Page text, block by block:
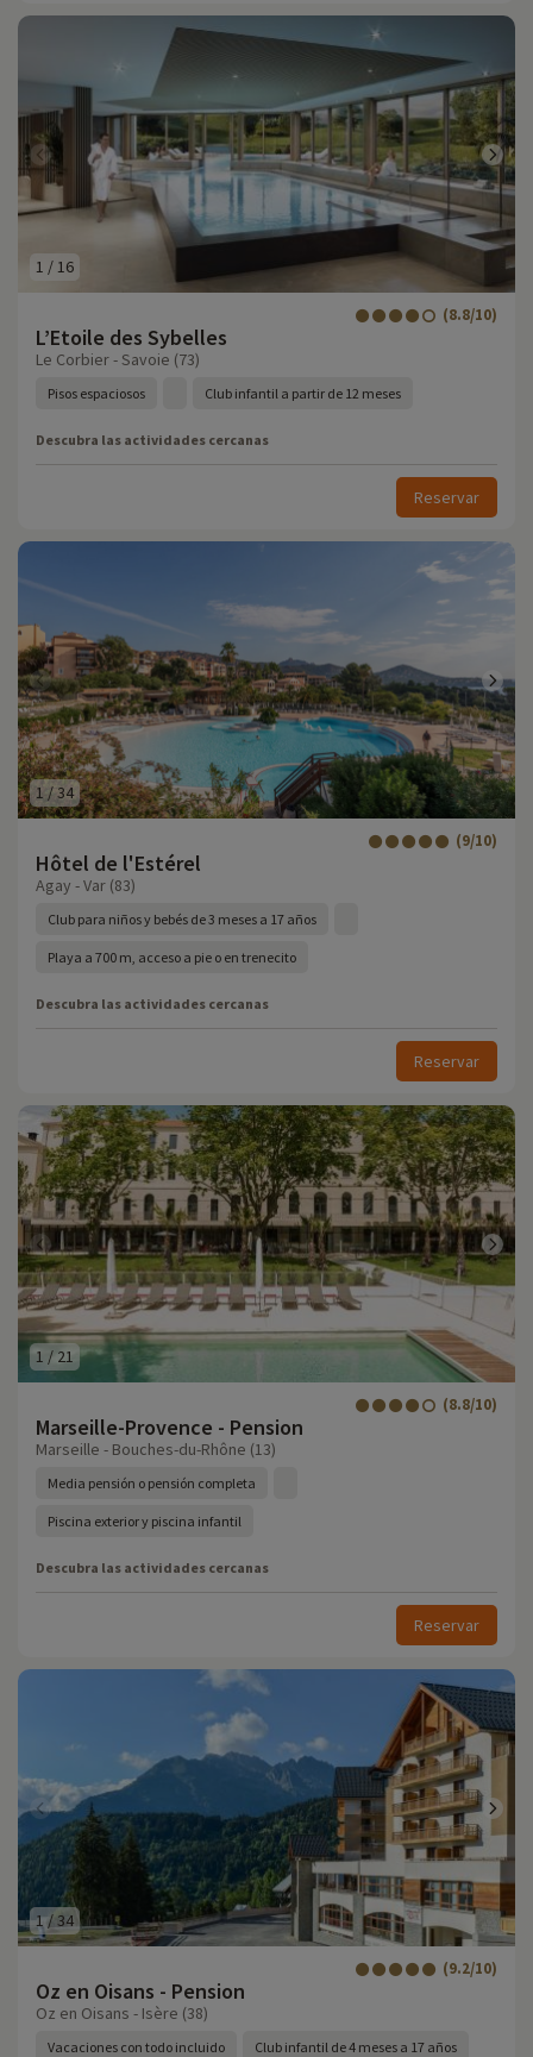
1 / 16
L’Etoile des Sybelles
(8.8/10)
Le Corbier - Savoie (73)
Pisos espaciosos Club infantil a partir de 12 meses
Descubra las actividades cercanas
Reservar
1 /34
Hôtel de l'Estérel
(9/10)
Agay - Var (83)
Club para niños y bebés de 3 meses a 17 años
Playa a 700 m, acceso a pie o en trenecito
Descubra las actividades cercanas
Reservar
1 / 21
Marseille-Provence - Pension
(8.8/10)
Marseille - Bouches-du-Rhône (13)
Media pensión o pensión completa
Piscina exterior y piscina infantil
Descubra las actividades cercanas
Reservar
1/34
Oz en Oisans - Pension
(9.2/10)
Oz en Oisans - Isère (38)
Vacaciones con todo incluido Club infantil de 4 meses a 17 años